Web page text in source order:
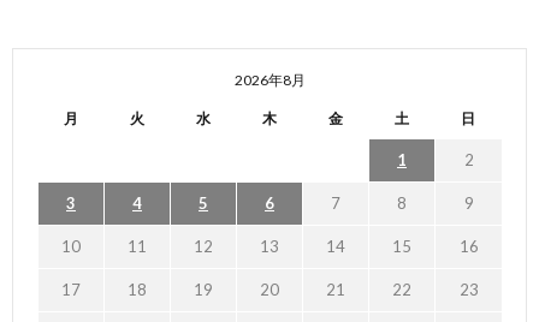
2026年8月
月 火 水 木 金 土 日
1 2
3 4 5 6 7 8 9
10 11 12 13 14 15 16
17 18 19 20 21 22 23